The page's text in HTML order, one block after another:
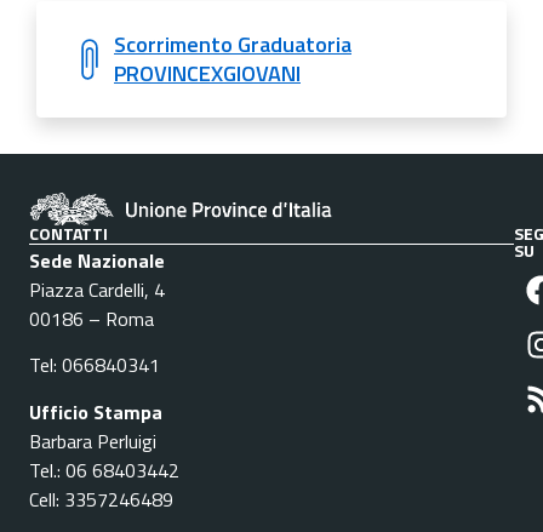
Scorrimento Graduatoria
PROVINCEXGIOVANI
CONTATTI
Sede Nazionale
Piazza Cardelli, 4
00186 – Roma
Tel: 066840341
Ufficio Stampa
Barbara Perluigi
Tel.: 06 68403442
Cell: 3357246489
SU